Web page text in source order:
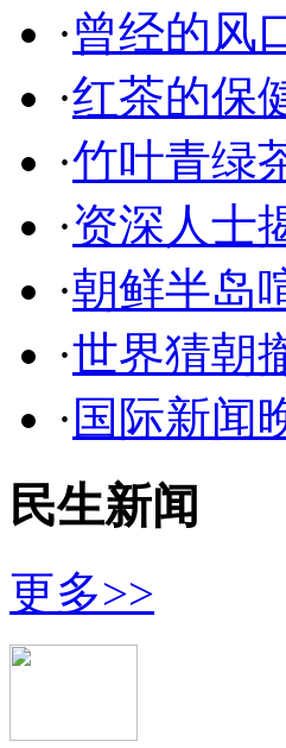
·曾经的风
·红茶的保
·竹叶青绿
·资深人士
·朝鲜半岛
·世界猜朝
· 国际新闻
民生新闻
更多>>